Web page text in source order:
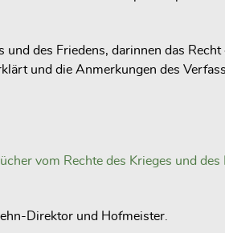
des Friedens, darinnen das
und die Anmerkungen des
vom Rechte des Krieges und des
Direktor und Hofmeister.